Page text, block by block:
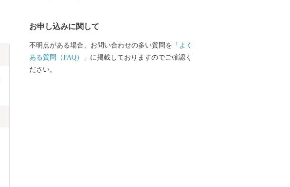
お申し込みに関して
不明点がある場合、お問い合わせの多い質問を 「よく
ある質問（FAQ）」 に掲載しておりますのでご確認く
ださい。